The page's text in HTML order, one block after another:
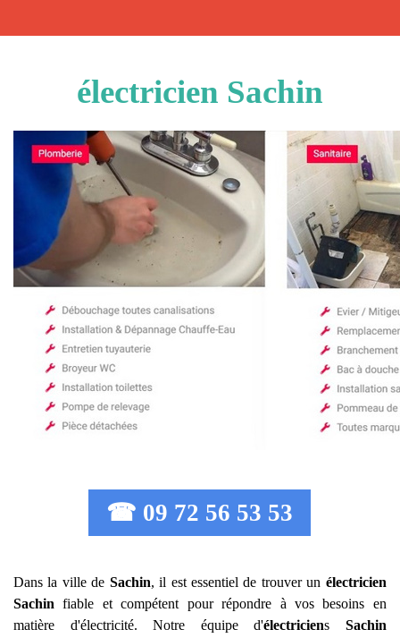
électricien Sachin
☎ 09 72 56 53 53
Dans la ville de Sachin, il est essentiel de trouver un électricien
Sachin fiable et compétent pour répondre à vos besoins en
matière d'électricité. Notre équipe d'électriciens Sachin